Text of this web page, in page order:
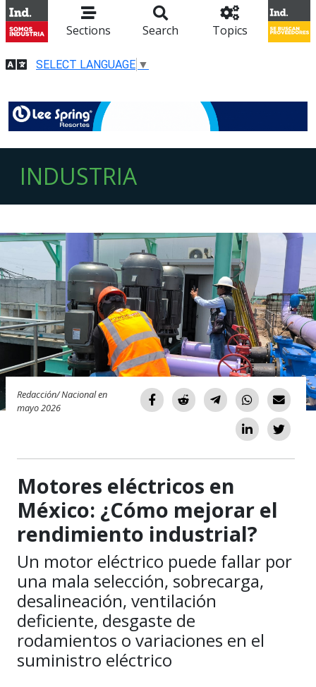
Sections Search Topics
SELECT LANGUAGE ▼
INDUSTRIA
Redacción/ Nacional en
mayo 2026
Motores eléctricos en
México: ¿Cómo mejorar el
rendimiento industrial?
Un motor eléctrico puede fallar por
una mala selección, sobrecarga,
desalineación, ventilación
deficiente, desgaste de
rodamientos o variaciones en el
suministro eléctrico